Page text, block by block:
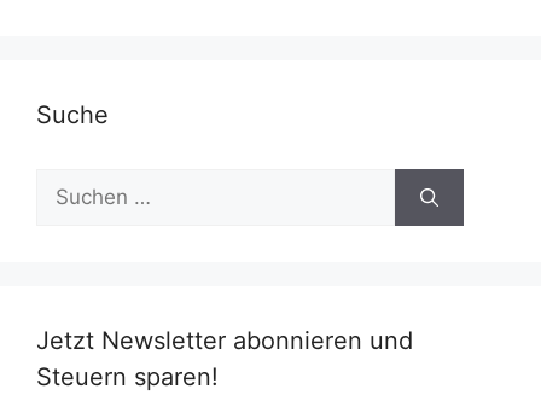
Suche
Suchen
nach:
Jetzt Newsletter abonnieren und
Steuern sparen!